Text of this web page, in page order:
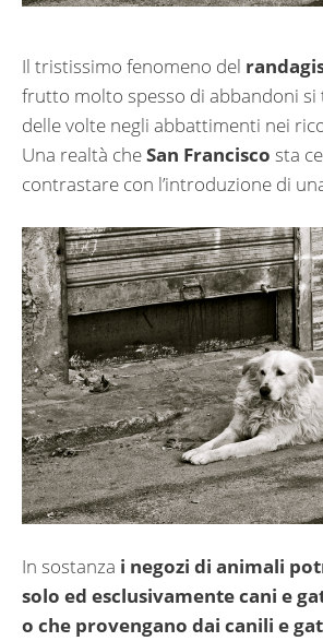
Il tristissimo fenomeno del
frutto molto spesso di abbandoni si
delle volte negli abbattimenti nei
Una realtà cheSan Francisco sta
contrastare con l’introduzione di
In sostanza i negozi di animali
solo ed esclusivamente cani e
o che provengano dai canili e